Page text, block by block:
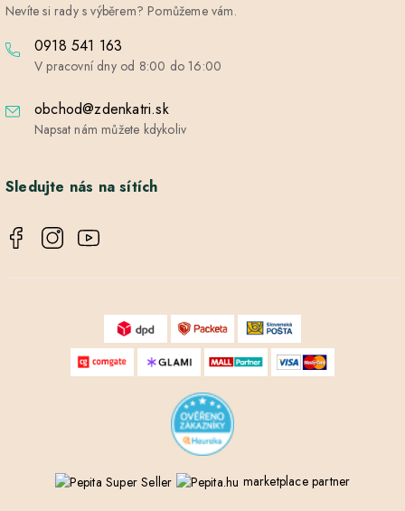
Nevíte si rady s výběrem? Pomůžeme vám.
0918 541 163
V pracovní dny od 8:00 do 16:00
obchod@zdenkatri.sk
Napsat nám můžete kdykoliv
Sledujte nás na sítích
marketplace partner